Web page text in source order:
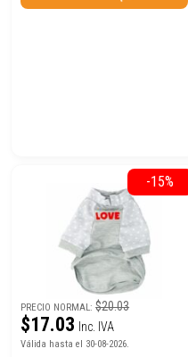
PRECIO NORMAL:$20.03
$17.03 Inc. IVA
Válida hasta el 30-08-2026.
-15%